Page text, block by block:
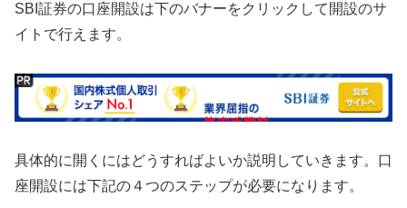
SBI証券の口座開設は下のバナーをクリックして開設のサ
イトで行えます。
具体的に開くにはどうすればよいか説明していきます。口
座開設には下記の４つのステップが必要になります。